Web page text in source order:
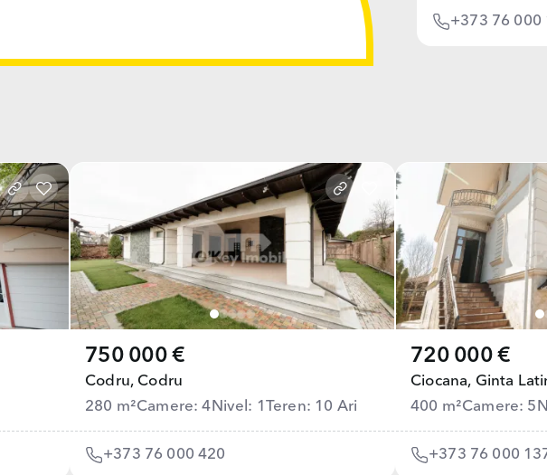
+373 76 000
750 000 €
Codru, Codru
280 m²Camere: 4 Nivel: 1 Teren: 10 Ari
+373 76 000 420
720 000 €
Ciocana, Ginta
400 m²Camere: 5
+373 76 000